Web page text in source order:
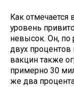
Как
уровень
невысок. Он, по
двух процентов
вакцин также
примерно 30
же два